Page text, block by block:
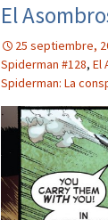
El
25 septiembre,
Spiderman #128, El
Spiderman: La